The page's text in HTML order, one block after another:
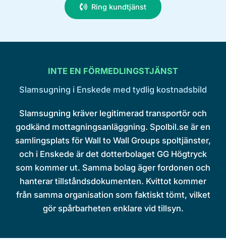
Ring kundtjänst
INTE EN FÖRMEDLINGSTJÄNST
Slamsugning i Enskede med tydlig kostnadsbild
Slamsugning kräver legitimerad transportör och
godkänd mottagningsanläggning. Spolbil.se är en
samlingsplats för Wall to Wall Groups spoltjänster,
och i Enskede är det dotterbolaget GG Högtryck
som kommer ut. Samma bolag äger fordonen och
hanterar tillståndsdokumenten. Kvittot kommer
från samma organisation som faktiskt tömt, vilket
gör spårbarheten enklare vid tillsyn.